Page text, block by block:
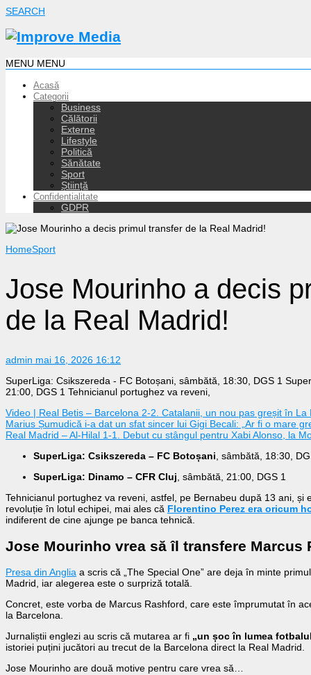
SEARCH
MENU MENU
Acasă
Categorii
Business
Călătorii
Externe
Lifestyle
Politică
Sănătate
Sport
Știință
Confidentialitate
GDPR
HomeSport
Jose Mourinho a decis
de la Real Madrid!
admin mai 16, 2026 16:12
SuperLiga: Csikszereda - FC Botoșani, sâmbătă, 18:30, DGS 1
21:00, DGS 1 Tehnicianul portughez va reveni,
Video | Real Betis – Barcelona 2-2. Catalanii, un nou pas greșit în La
Marius Șumudică i-a dat un sfat sincer lui Gigi Becali: „Ar fi o mare
Real Madrid – Al-Hilal 1-1. Debut cu stângul pentru Xabi Alonso, la
SuperLiga: Csikszereda – FC Botoșani, sâmbătă, 18:30,
SuperLiga: Dinamo – CFR Cluj, sâmbătă, 21:00, DGS 1
Tehnicianul portughez va reveni, astfel, pe Bernabeu după 13 ani, și
revoluție în lotul echipei, mai ales că Florentino Perez era oricum
indiferent de cine ajunge pe banca tehnică.
Jose Mourinho vrea să îl transfere Marcus
Presa din Anglia a scris că „The Special One” are deja în minte
Madrid, iar alegerea este o surpriză totală.
Concret, este vorba de Marcus Rashford, care este împrumutat în
la Barcelona.
Jurnaliștii englezi au scris că mutarea ar fi „un șoc în lumea
istoriei puțini jucători au trecut de la Barcelona direct la Real Madrid.
Jose Mourinho are două motive pentru care vrea să…